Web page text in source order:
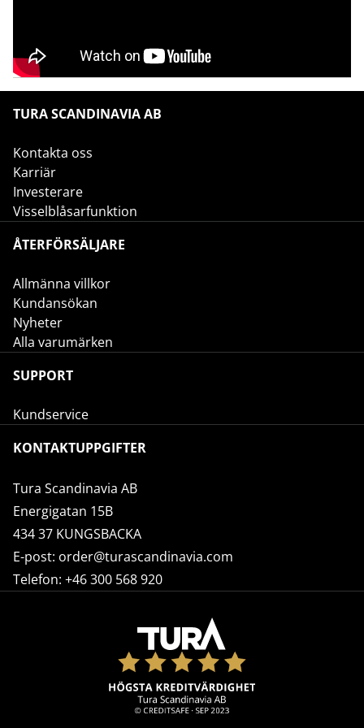
TURA SCANDINAVIA AB
Kontakta oss
Karriär
Investerare
Visselblåsarfunktion
ÅTERFÖRSÄLJARE
Allmänna villkor
Kundansökan
Nyheter
Alla varumärken
SUPPORT
Kundservice
KONTAKTUPPGIFTER
Tura Scandinavia AB
Energigatan 15B
434 37 KUNGSBACKA
E-post: order@turascandinavia.com
Telefon: +46 300 568 920